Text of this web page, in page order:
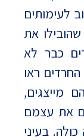
לעימותים
שהובילו את
כבר לא
ראו
מייצגים,
את עצמם
בעיני